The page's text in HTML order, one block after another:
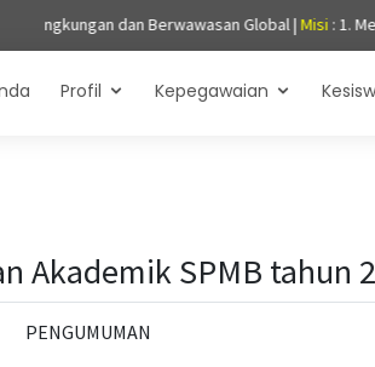
Global | Misi: 1. Melaksanakan
Profil Kepegawaian
Akademik SPMB tahun
PENGUMUMAN